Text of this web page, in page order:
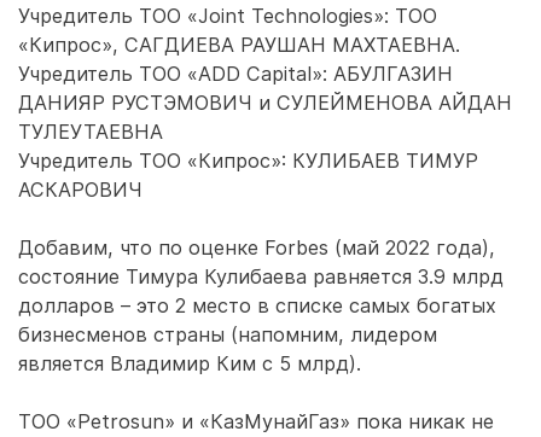
Учредитель ТОО «Joint Technologies»: ТОО
«Кипрос», САГДИЕВА РАУШАН МАХТАЕВНА.
Учредитель ТОО «ADD Capital»: АБУЛГАЗИН
ДАНИЯР РУСТЭМОВИЧ и СУЛЕЙМЕНОВА АЙДАН
ТУЛЕУТАЕВНА
Учредитель ТОО «Кипрос»: КУЛИБАЕВ ТИМУР
АСКАРОВИЧ
Добавим, что по оценке Forbes (май 2022 года),
состояние Тимура Кулибаева равняется 3.9 млрд
долларов – это 2 место в списке самых богатых
бизнесменов страны (напомним, лидером
является Владимир Ким с 5 млрд).
ТОО «Petrosun» и «КазМунайГаз» пока никак не